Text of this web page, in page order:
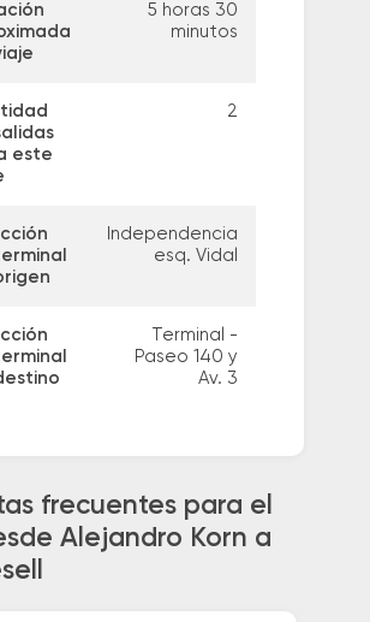
5 horas 30
minutos
este
2
Independencia
esq. Vidal
Terminal -
Paseo 140 y
Av. 3
frecuentes para el
Alejandro Korn a